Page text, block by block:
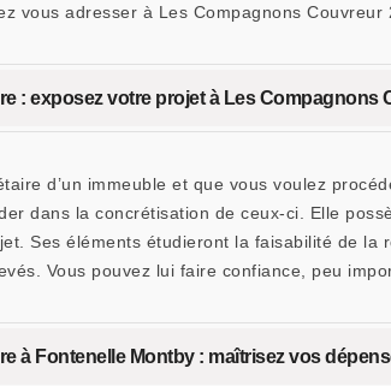
vous adresser à Les Compagnons Couvreur
: exposez votre projet à Les Compagnons
d’un immeuble et que vous voulez
dans la concrétisation de ceux-ci. Elle
Ses éléments étudieront la faisabilité de la
Vous pouvez lui faire confiance, peu
à Fontenelle Montby : maîtrisez vos